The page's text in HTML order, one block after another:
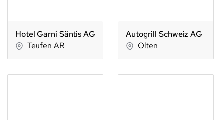
Hotel Garni Säntis AG
Teufen AR
Autogrill Schweiz AG
Olten